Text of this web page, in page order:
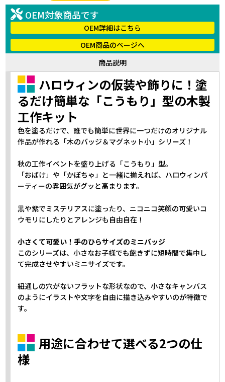
OEM対象商品です
OEM詳細はこちら
OEM商品のページへ
商品説明
ハロウィンの仮装や飾りに！塗
るだけ簡単な「こうもり」型の木製
工作キット
色を塗るだけで、誰でも簡単に世界に一つだけのオリジナル
作品が作れる「木のバッジ＆マグネット小」シリーズ！
秋の工作イベントを盛り上げる「こうもり」型。
「おばけ」や「かぼちゃ」と一緒に揃えれば、ハロウィンパ
ーティーの雰囲気がグッと高まります。
黒や紫でミステリアスに塗ったり、ニコニコ笑顔の可愛いコ
ウモリにしたりとアレンジも自由自在！
小さくて可愛い！手のひらサイズのミニバッジ
このシリーズは、小さなお子様でも飽きずに短時間で集中し
て完成させやすいミニサイズです。
紐通しの穴がないフラットな形状なので、小さなキャンバス
のようにイラストや文字を自由に描き込みやすいのが特徴で
す。
用途に合わせて選べる2つの仕
様